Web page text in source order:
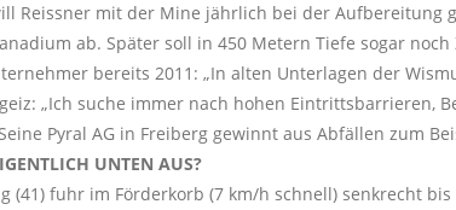
Reissner mit der Mine jährlich bei der
ab. Später soll in 450 Metern Tiefe sogar
bereits 2011: „In alten Unterlagen der
„Ich suche immer nach hohen Eintrittsbarrieren,
Pyral AG in Freiberg gewinnt aus Abfällen zum
UNTEN AUS?
(41) fuhr im Förderkorb (7 km/h schnell) senkrecht